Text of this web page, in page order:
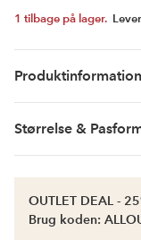
1 tilbage på lager.
Produktinformation
Størrelse &
OUTLET DEAL -
Brug koden: